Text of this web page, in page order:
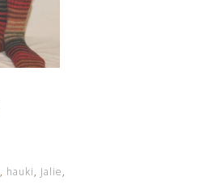
, hauki, Jalie,